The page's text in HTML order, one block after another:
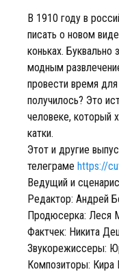
В 1910 году в
писать о новом
коньках. Буквально
модным
провести время
получилось? Это
человеке, который
катки.
Этот и другие
телеграме https://
Ведущий и
Редактор: Андрей
Продюсерка: Леся
Фактчек: Никита
Звукорежиссеры:
Композиторы: Кира